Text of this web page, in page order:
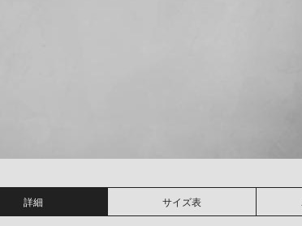
詳細 サイズ表